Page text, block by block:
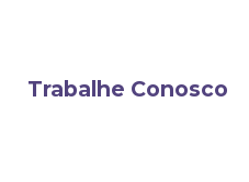
Trabalhe Conosco